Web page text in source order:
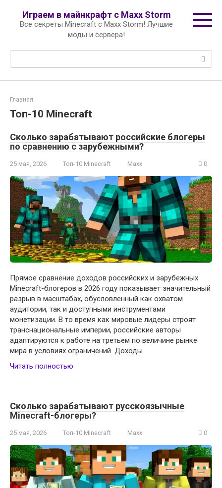
контенту
Играем в майнкрафт с Maxx Storm
Все секреты Minecraft с Maxx Storm! Лучшие
моды и сервера!
Главная
Топ-10 Minecraft
Сколько зарабатывают российские блогеры
по сравнению с зарубежными?
25 мая, 2026 Топ-10 Minecraft Maxx 0
Прямое сравнение доходов российских и зарубежных
Minecraft-блогеров в 2026 году показывает значительный
разрыв в масштабах, обусловленный как охватом
аудитории, так и доступными инструментами
монетизации. В то время как мировые лидеры строят
транснациональные империи, российские авторы
адаптируются к работе на третьем по величине рынке
мира в условиях ограничений. Доходы
Читать полностью
Сколько зарабатывают русскоязычные
Minecraft-блогеры?
25 мая, 2026 Топ-10 Minecraft Maxx 0